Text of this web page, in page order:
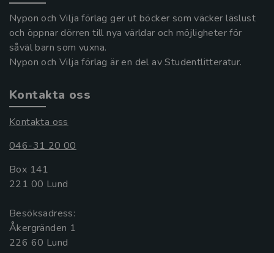
Nypon och Vilja förlag ger ut böcker som väcker läslust
och öppnar dörren till nya världar och möjligheter för
såväl barn som vuxna.
Nypon och Vilja förlag är en del av Studentlitteratur.
Kontakta oss
Kontakta oss
046-31 20 00
Box 141
221 00 Lund
Besöksadress:
Åkergränden 1